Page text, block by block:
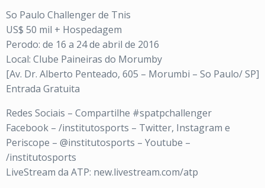
So Paulo Challenger de Tnis
US$ 50 mil + Hospedagem
Perodo: de 16 a 24 de abril de 2016
Local: Clube Paineiras do Morumby
[Av. Dr. Alberto Penteado, 605 – Morumbi – So Paulo/ SP]
Entrada Gratuita
Redes Sociais – Compartilhe #spatpchallenger
Facebook – /institutosports – Twitter, Instagram e
Periscope – @institutosports – Youtube –
/institutosports
LiveStream da ATP: new.livestream.com/atp